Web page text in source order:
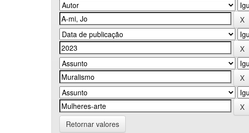
Retornar valores